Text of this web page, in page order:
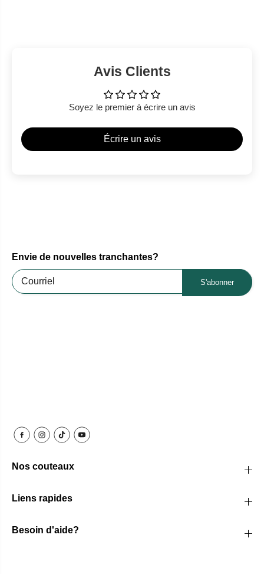
Avis Clients
Soyez le premier à écrire un avis
Écrire un avis
Envie de nouvelles tranchantes?
S'abonner
Nos couteaux
Liens rapides
Besoin d'aide?